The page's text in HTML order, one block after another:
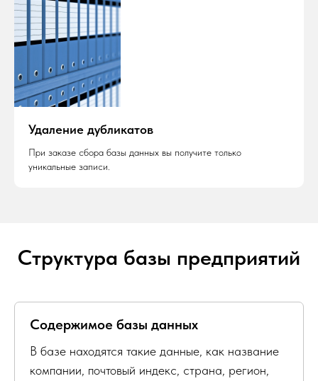
Удаление дубликатов
При заказе сбора базы данных вы получите только
уникальные записи.
Структура базы предприятий
Содержимое базы данных
В базе находятся такие данные, как название
компании, почтовый индекс, страна, регион,